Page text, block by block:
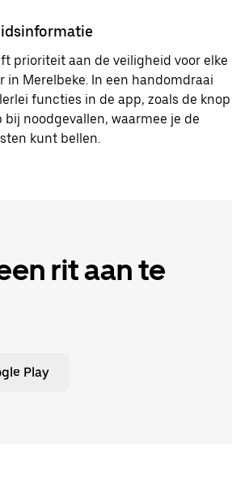
prioriteit aan de veiligheid voor elke
in Merelbeke. In een handomdraai
functies in de app, zoals de knop
bij noodgevallen, waarmee je de
kunt bellen.
rit aan te
Play